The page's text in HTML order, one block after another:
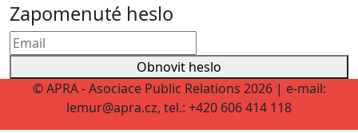
Zapomenuté heslo
Obnovit heslo
© APRA - Asociace Public Relations 2026 | e-mail:
lemur@apra.cz, tel.: +420 606 414 118